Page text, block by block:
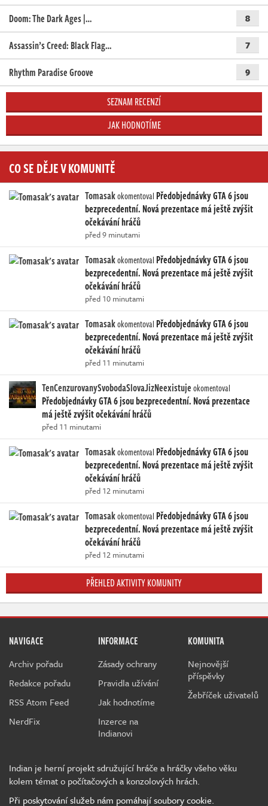
Doom: The Dark Ages |… 8
Assassin’s Creed: Black Flag… 7
Rhythm Paradise Groove 9
SEZNAM RECENZÍ
JAK HODNOTÍME
CO SE DĚJE V KOMUNITĚ
Tomasakokomentoval Předobjednávky GTA 6 jsou
bezprecedentní. Nová prezentace má ještě zvýšit
očekávání hráčů
před 9 minutami
Tomasakokomentoval Předobjednávky GTA 6 jsou
bezprecedentní. Nová prezentace má ještě zvýšit
očekávání hráčů
před 10 minutami
Tomasakokomentoval Předobjednávky GTA 6 jsou
bezprecedentní. Nová prezentace má ještě zvýšit
očekávání hráčů
před 11 minutami
TenCenzurovanySvobodaSlovaJizNeexistujeokomentoval
Předobjednávky GTA 6 jsou bezprecedentní. Nová prezentace
má ještě zvýšit očekávání hráčů
před 11 minutami
Tomasakokomentoval Předobjednávky GTA 6 jsou
bezprecedentní. Nová prezentace má ještě zvýšit
očekávání hráčů
před 12 minutami
Tomasakokomentoval Předobjednávky GTA 6 jsou
bezprecedentní. Nová prezentace má ještě zvýšit
očekávání hráčů
před 12 minutami
PŘEHLED AKTIVITY KOMUNITY
NAVIGACE
Archiv pořadu
Redakce pořadu
RSS Atom Feed
NerdFix
INFORMACE
Zásady ochrany
Pravidla užívání
Jak hodnotíme
Inzerce na
Indianovi
KOMUNITA
Nejnovější
příspěvky
Žebříček uživatelů
Indian je herní projekt sdružující hráče a hráčky všeho věku
kolem témat o počítačových a konzolových hrách.
Při poskytování služeb nám pomáhají soubory cookie.